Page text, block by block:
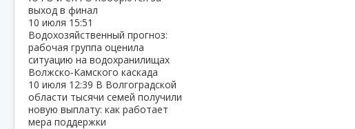
выход в финал
10 июля 15:51
Водохозяйственный прогноз:
рабочая группа оценила
ситуацию на водохранилищах
Волжско‑Камского каскада
10 июля 12:39 В Волгоградской
области тысячи семей получили
новую выплату: как работает
мера поддержки